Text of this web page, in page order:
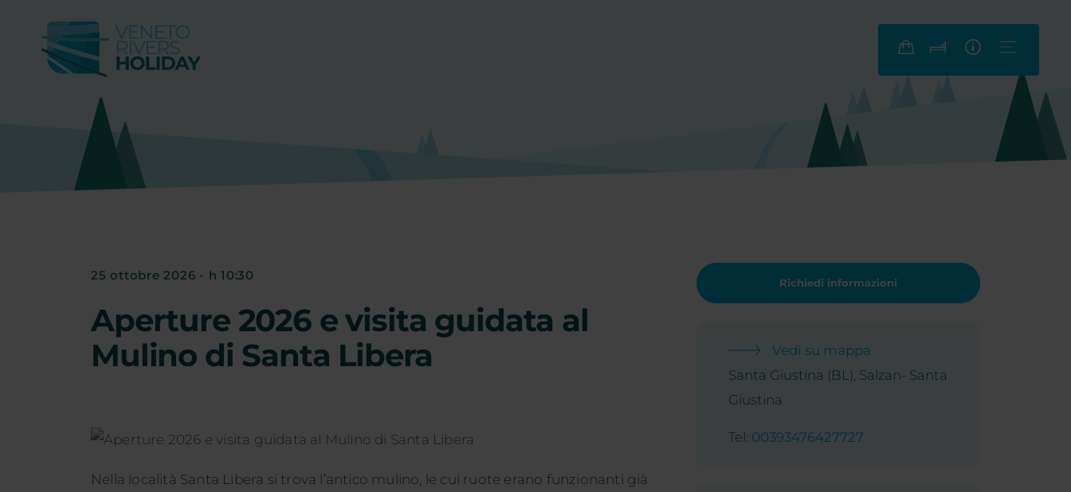
25 ottobre 2026 - h 10:30
Aperture 2026 e visita guidata al
Mulino di Santa Libera
Nella località Santa Libera si trova l’antico mulino, le cui ruote erano funzionanti già
Richiedi informazioni
Vedi su mappa
Santa Giustina (BL), Salzan- Santa
Giustina
Tel: 00393476427727